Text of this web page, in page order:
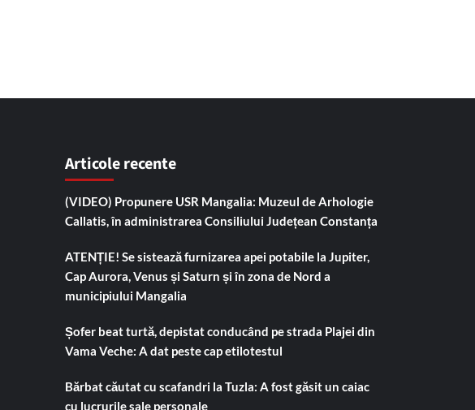
Articole recente
(VIDEO) Propunere USR Mangalia: Muzeul de Arhologie
Callatis, în administrarea Consiliului Județean Constanța
ATENȚIE! Se sistează furnizarea apei potabile la Jupiter,
Cap Aurora, Venus și Saturn și în zona de Nord a
municipiului Mangalia
Șofer beat turtă, depistat conducând pe strada Plajei din
Vama Veche: A dat peste cap etilotestul
Bărbat căutat cu scafandri la Tuzla: A fost găsit un caiac
cu lucrurile sale personale